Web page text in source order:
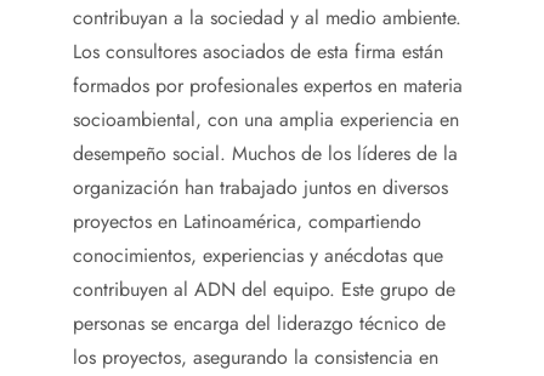
contribuyan a la sociedad y al medio ambiente.
Los consultores asociados de esta firma están
formados por profesionales expertos en materia
socioambiental, con una amplia experiencia en
desempeño social. Muchos de los líderes de la
organización han trabajado juntos en diversos
proyectos en Latinoamérica, compartiendo
conocimientos, experiencias y anécdotas que
contribuyen al ADN del equipo. Este grupo de
personas se encarga del liderazgo técnico de
los proyectos, asegurando la consistencia en